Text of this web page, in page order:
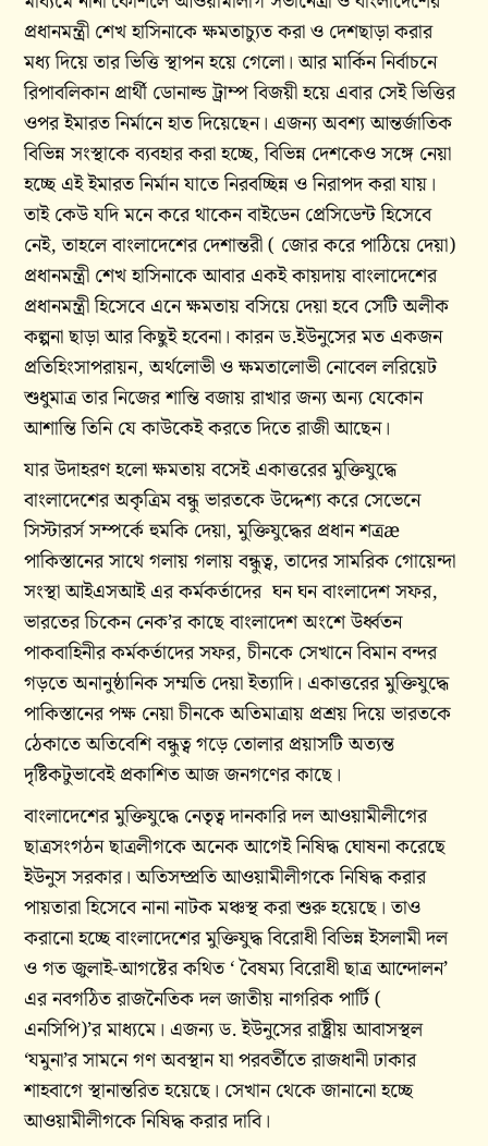
প্রধানমন্ত্রী শেখ হাসিনাকে ক্ষমতাচ্যুত করা ও দেশছাড়া করার
মধ্য দিয়ে তার ভিত্তি স্থাপন হয়ে গেলো। আর মার্কিন নির্বাচনে
রিপাবলিকান প্রার্থী ডোনাল্ড ট্রাম্প বিজয়ী হয়ে এবার সেই ভিত্তির
ওপর ইমারত নির্মানে হাত দিয়েছেন। এজন্য অবশ্য আন্তর্জাতিক
বিভিন্ন সংস্থাকে ব্যবহার করা হচ্ছে, বিভিন্ন দেশকেও সঙ্গে নেয়া
হচ্ছে এই ইমারত নির্মান যাতে নিরবচ্ছিন্ন ও নিরাপদ করা যায়।
তাই কেউ যদি মনে করে থাকেন বাইডেন প্রেসিডেন্ট হিসেবে
নেই, তাহলে বাংলাদেশের দেশান্তরী ( জোর করে পাঠিয়ে দেয়া)
প্রধানমন্ত্রী শেখ হাসিনাকে আবার একই কায়দায় বাংলাদেশের
প্রধানমন্ত্রী হিসেবে এনে ক্ষমতায় বসিয়ে দেয়া হবে সেটি অলীক
কল্পনা ছাড়া আর কিছুই হবেনা। কারন ড.ইউনুসের মত একজন
প্রতিহিংসাপরায়ন, অর্থলোভী ও ক্ষমতালোভী নোবেল লরিয়েট
শুধুমাত্র তার নিজের শান্তি বজায় রাখার জন্য অন্য যেকোন
আশান্তি তিনি যে কাউকেই করতে দিতে রাজী আছেন।
যার উদাহরণ হলো ক্ষমতায় বসেই একাত্তরের মুক্তিযুদ্ধে
বাংলাদেশের অকৃত্রিম বন্ধু ভারতকে উদ্দেশ্য করে সেভেনে
সিস্টারর্স সম্পর্কে হুমকি দেয়া, মুক্তিযুদ্ধের প্রধান শত্রæ
পাকিস্তানের সাথে গলায় গলায় বন্ধুত্ব, তাদের সামরিক গোয়েন্দা
সংস্থা আইএসআই এর কর্মকর্তাদের ঘন ঘন বাংলাদেশ সফর,
ভারতের চিকেন নেক’র কাছে বাংলাদেশ অংশে উর্ধ্বতন
পাকবাহিনীর কর্মকর্তাদের সফর, চীনকে সেখানে বিমান বন্দর
গড়তে অনানুষ্ঠানিক সম্মতি দেয়া ইত্যাদি। একাত্তরের মুক্তিযুদ্ধে
পাকিস্তানের পক্ষ নেয়া চীনকে অতিমাত্রায় প্রশ্রয় দিয়ে ভারতকে
ঠেকাতে অতিবেশি বন্ধুত্ব গড়ে তোলার প্রয়াসটি অত্যন্ত
দৃষ্টিকটুভাবেই প্রকাশিত আজ জনগণের কাছে।
বাংলাদেশের মুক্তিযুদ্ধে নেতৃত্ব দানকারি দল আওয়ামীলীগের
ছাত্রসংগঠন ছাত্রলীগকে অনেক আগেই নিষিদ্ধ ঘোষনা করেছে
ইউনুস সরকার। অতিসম্প্রতি আওয়ামীলীগকে নিষিদ্ধ করার
পায়তারা হিসেবে নানা নাটক মঞ্চস্থ করা শুরু হয়েছে। তাও
করানো হচ্ছে বাংলাদেশের মুক্তিযুদ্ধ বিরোধী বিভিন্ন ইসলামী দল
ও গত জুলাই-আগষ্টের কথিত ‘ বৈষম্য বিরোধী ছাত্র আন্দোলন’
এর নবগঠিত রাজনৈতিক দল জাতীয় নাগরিক পার্টি (
এনসিপি)’র মাধ্যমে। এজন্য ড. ইউনুসের রাষ্ট্রীয় আবাসস্থল
‘যমুনা’র সামনে গণ অবস্থান যা পরবর্তীতে রাজধানী ঢাকার
শাহবাগে স্থানান্তরিত হয়েছে। সেখান থেকে জানানো হচ্ছে
আওয়ামীলীগকে নিষিদ্ধ করার দাবি।